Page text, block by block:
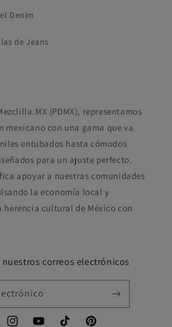
Denim
de Jeans
(PDMX), representamos
mexicano con una gama que va
entubados hasta cómodos
para un ajuste perfecto.
apoyar a nuestras comunidades
la economía local y
herencia cultural de México con
nuestros correos electrónicos